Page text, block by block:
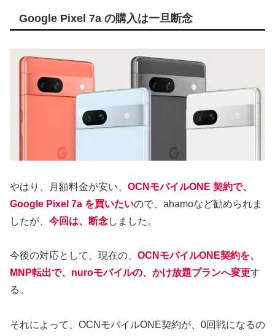
Google Pixel 7a の購入は一旦断念
やはり、月額料金が安い、 OCNモバイルONE 契約で、
Google Pixel 7a を買いたいので、ahamoなど勧められま
したが、 今回は、断念しました。
今後の対応として、現在の、 OCNモバイルONE契約を、
MNP転出で、nuroモバイルの、かけ放題プランへ変更す
る。
それによって、OCNモバイルONE契約が、0回戦になるの